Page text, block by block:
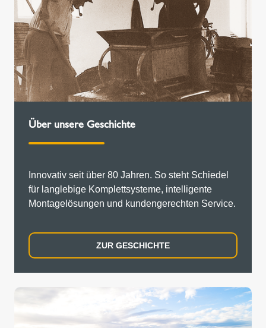
Über unsere Geschichte
Innovativ seit über 80 Jahren. So steht Schiedel
für langlebige Komplettsysteme, intelligente
Montagelösungen und kundengerechten Service.
ZUR GESCHICHTE